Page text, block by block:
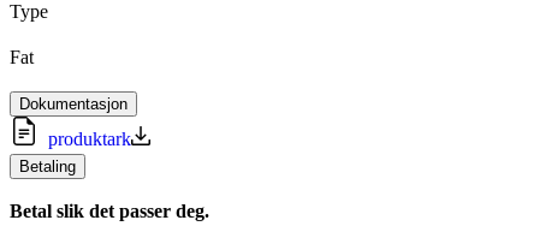
Type
Fat
Dokumentasjon
produktark
Betaling
Betal slik det passer deg.